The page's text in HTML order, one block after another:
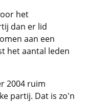
het
dan er lid
aan een
het aantal leden
2004 ruim
partij. Dat is zo'n